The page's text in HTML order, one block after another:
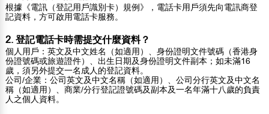
根據《電訊（登記用戶識別卡）規例》，電話卡用戶須先向電訊商登
記資料，方可啟用電話卡服務。
2. 登記電話卡時需提交什麼資料？
個人用戶：英文及中文姓名（如適用）、身份證明文件號碼（香港身
份證號碼或旅遊證件）、出生日期及身份證明文件副本；如未滿16
歲，須另外提交一名成人的登記資料。
公司/企業：公司英文及中文名稱（如適用）、公司分行英文及中文名
稱（如適用）、商業/分行登記證號碼及副本及一名年滿十八歲的負責
人之個人資料。